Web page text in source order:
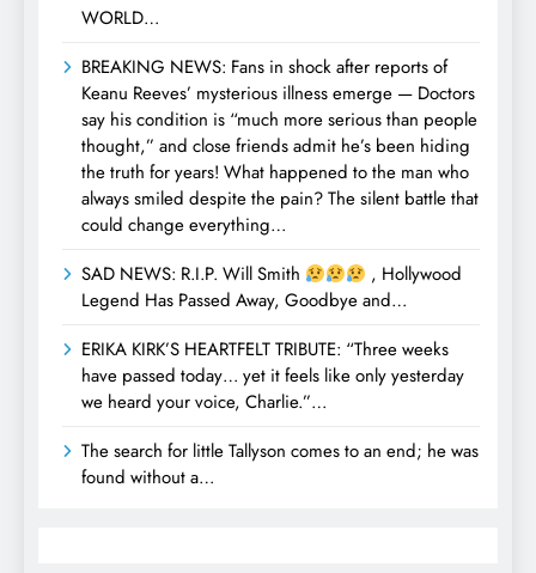
WORLD…
BREAKING NEWS: Fans in shock after reports of
Keanu Reeves’ mysterious illness emerge — Doctors
say his condition is “much more serious than people
thought,” and close friends admit he’s been hiding
the truth for years! What happened to the man who
always smiled despite the pain? The silent battle that
could change everything…
SAD NEWS: R.I.P. Will Smith
, Hollywood
Legend Has Passed Away, Goodbye and…
ERIKA KIRK’S HEARTFELT TRIBUTE: “Three weeks
have passed today… yet it feels like only yesterday
we heard your voice, Charlie.”…
The search for little Tallyson comes to an end; he was
found without a…